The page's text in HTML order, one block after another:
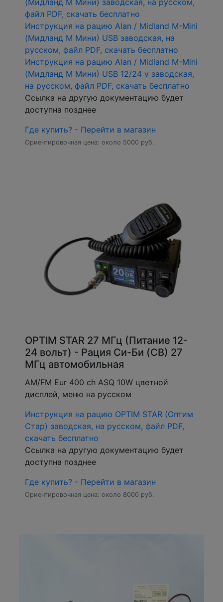
файл PDF, скачать бесплатно
Инструкция на рацию Alan / Midland M-Mini
(Мидланд М Мини) USB заводская, на
русском, файл PDF, скачать бесплатно
Инструкция на рацию Alan / Midland M-Mini
(Мидланд М Мини) USB 12/24 v заводская,
на русском, файл PDF, скачать бесплатно
Ссылка на другую документацию будет
доступна позднее
Где купить? - Перейти в магазин
Ориентировочная цена: около 5000 руб.
OPTIM STAR 27 МГц (Питание 12-
24 вольт) - Рация Си-Би (CB) 27
МГц автомобильная
AM/FM Eur 400 ch ASQ 10W цветной
дисплей, меню на русском
Инструкция на рацию OPTIM STAR (Оптим
Стар) заводская, на русском, файл PDF,
скачать бесплатно
Ссылка на другую документацию будет
доступна позднее
Где купить? - Перейти в магазин
Ориентировочная цена: около 8000 руб.